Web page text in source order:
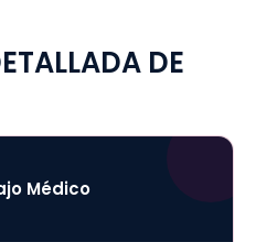
DE
Médico